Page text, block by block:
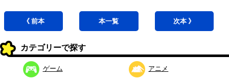
《 前本 本一覧 次本 》
カテゴリーで探す
ゲーム アニメ